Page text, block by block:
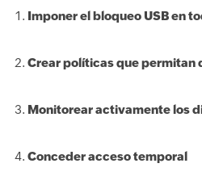
Imponer el bloqueo USB en
Crear políticas que permitan
Monitorear activamente los
Conceder acceso temporal